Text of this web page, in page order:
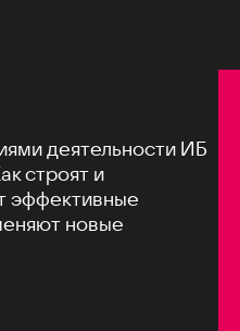
деятельности ИБ
строят и
эффективные
новые